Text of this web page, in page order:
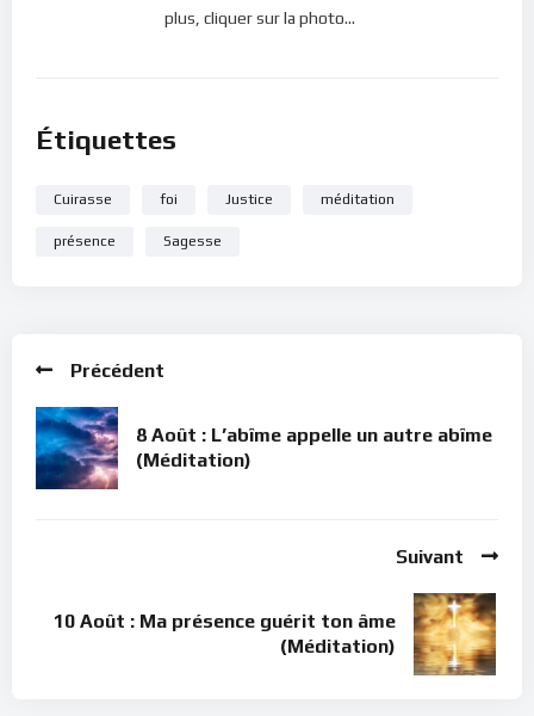
plus, cliquer sur la photo...
Étiquettes
Cuirasse foi Justice méditation
présence Sagesse
Précédent
8 Août : L’abîme appelle un autre abîme
(Méditation)
Suivant
10 Août : Ma présence guérit ton âme
(Méditation)